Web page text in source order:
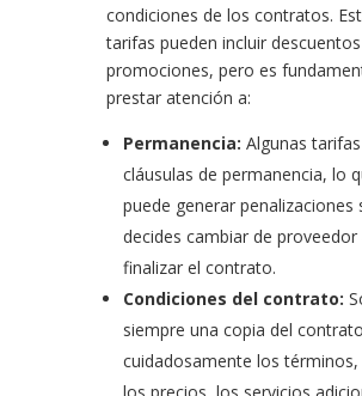
condiciones de los contratos.
tarifas pueden incluir
promociones, pero es
prestar atención a:
Permanencia: Algunas
cláusulas de permanencia, lo
puede generar penalizaciones
decides cambiar de proveedor
finalizar el contrato.
Condiciones del contrato:
siempre una copia del
cuidadosamente los